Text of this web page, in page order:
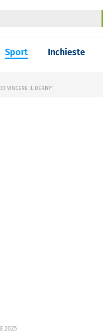
Sport Inchieste
VINCERE IL DERBY"
2025